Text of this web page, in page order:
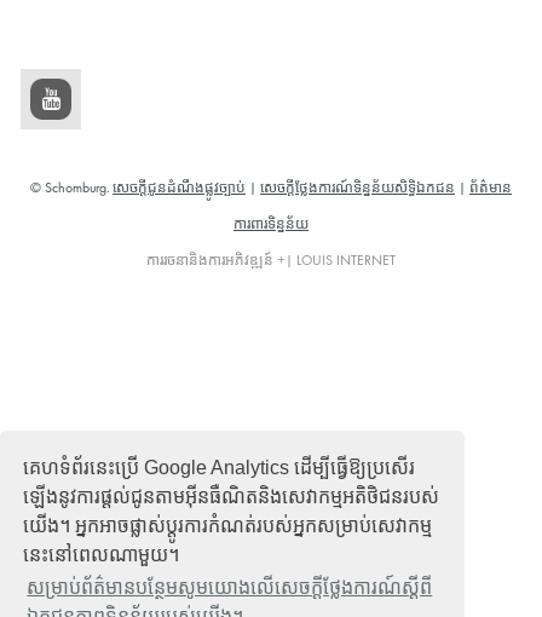
គេហទំព័រនេះប្រើ Google Analytics ដើម្បីធ្វើឱ្យប្រសើរ
ឡើងនូវការផ្តល់ជូនតាមអ៊ីនធឺណិតនិងសេវាកម្មអតិថិជនរបស់
យើង។ អ្នកអាចផ្លាស់ប្តូរការកំណត់របស់អ្នកសម្រាប់សេវាកម្ម
នេះនៅពេលណាមួយ។
សម្រាប់ព័ត៌មានបន្ថែមសូមយោងលើសេចក្តីថ្លែងការណ៍ស្តីពី
© Schomburg. សេចក្តីជូនដំណឹងផ្លូវច្បាប់ សេចក្តីថ្លែងការណ៍ទិន្នន័យសិទ្ធិឯកជន ព័ត៌មាន
ការពារទិន្នន័យ
ការរចនានិងការអភិវឌ្ឍន៍ +| LOUIS INTERNET